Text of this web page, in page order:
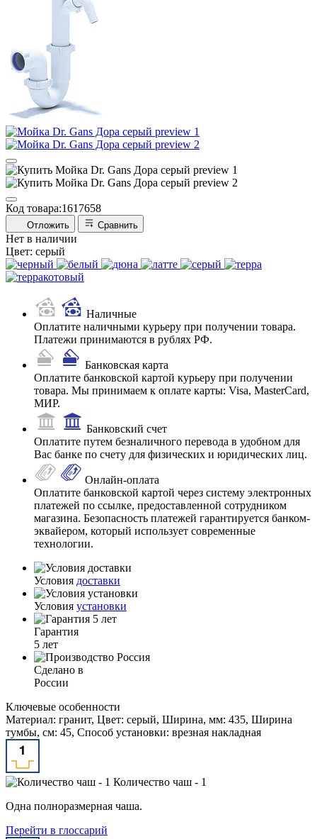
Код товара:1617658
Отложить Сравнить
Нет в наличии
Цвет: серый
Наличные
Оплатите наличными курьеру при получении товара.
Платежи принимаются в рублях РФ.
Банковская карта
Оплатите банковской картой курьеру при получении
товара. Мы принимаем к оплате карты: Visa, MasterCard,
МИР.
Банковский счет
Оплатите путем безналичного перевода в удобном для
Вас банке по счету для физических и юридических лиц.
Онлайн-оплата
Оплатите банковской картой через систему электронных
платежей по ссылке, предоставленной сотрудником
магазина. Безопасность платежей гарантируется банком-
эквайером, который использует современные
технологии.
Условия доставки
Условия установки
Гарантия
5 лет
Сделано в
России
Ключевые особенности
Материал: гранит, Цвет: серый, Ширина, мм: 435, Ширина
тумбы, см: 45, Способ установки: врезная накладная
Количество чаш - 1
Одна полноразмерная чаша.
Перейти в глоссарий